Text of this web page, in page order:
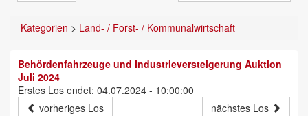
Kategorien > Land- / Forst- / Kommunalwirtschaft
Behördenfahrzeuge und Industrieversteigerung Auktion
Juli 2024
Erstes Los endet: 04.07.2024 - 10:00:00
vorheriges Los
nächstes Los